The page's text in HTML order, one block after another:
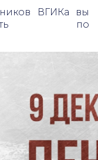
ВГИКа вы
по